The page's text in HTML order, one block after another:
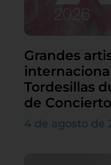
Grandes
Tordesillas
de
4 de agosto de